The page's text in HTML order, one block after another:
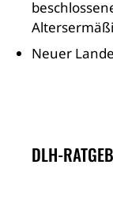
Neuer
DLH-